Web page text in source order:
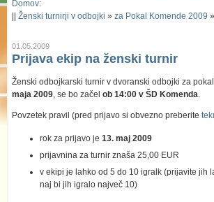
Domov:
Ženski turnirji v odbojki » za Pokal Komende 2009 »
01.05.2009
Prijava ekip na ženski turnir
Ženski odbojkarski turnir v dvoranski odbojki za
maja 2009 , se bo začel ob 14:00 v ŠD Komenda
Povzetek pravil (pred prijavo si obvezno preberite
rok za prijavo je 13. maj 2009
prijavnina za turnir znaša 25,00 EUR
v ekipi je lahko od 5 do 10 igralk (prijavite jih
naj bi jih igralo največ 10)